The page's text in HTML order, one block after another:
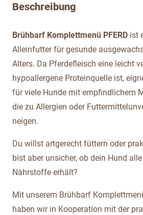
Beschreibung
Brühbarf Komplettmenü PFERD ist
Alleinfutter für gesunde
Alters. Da Pferdefleisch eine leicht
hypoallergene Proteinquelle ist,
für viele Hunde mit empfindlichem
die zu Allergien oder
neigen.
Du willst artgerecht füttern oder
bist aber unsicher, ob dein Hund
Nährstoffe erhält?
Mit unserem Brühbarf
haben wir in Kooperation mit der